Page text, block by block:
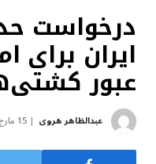
ایران برای
عبور
عبدالظاهر هروی 15 مارچ 2026